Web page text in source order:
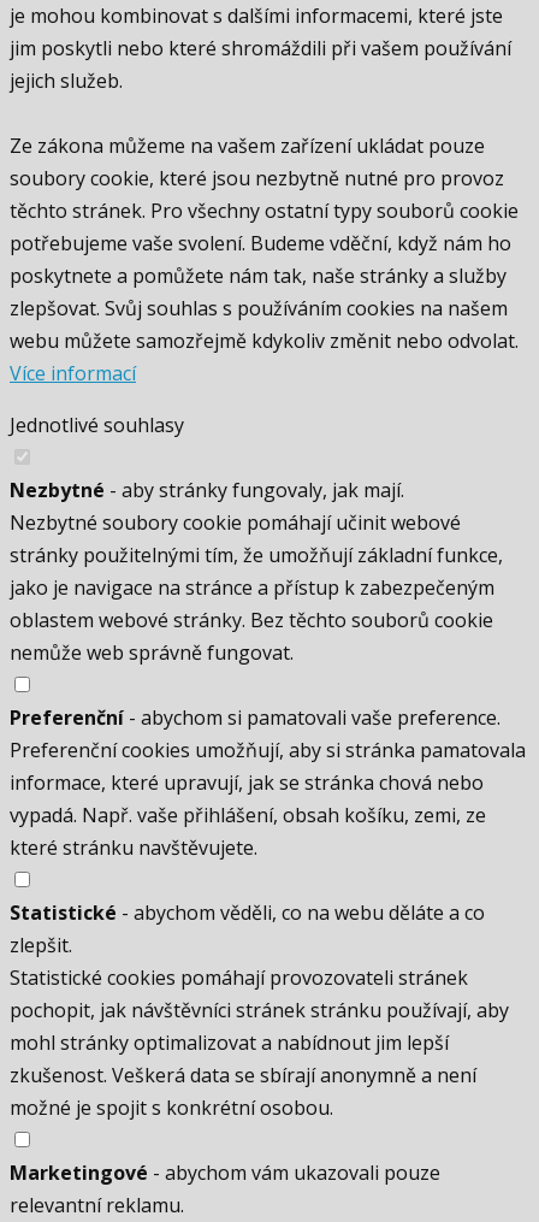
je mohou kombinovat s dalšími informacemi, které jste
jim poskytli nebo které shromáždili při vašem používání
jejich služeb.
Ze zákona můžeme na vašem zařízení ukládat pouze
soubory cookie, které jsou nezbytně nutné pro provoz
těchto stránek. Pro všechny ostatní typy souborů cookie
potřebujeme vaše svolení. Budeme vděční, když nám ho
poskytnete a pomůžete nám tak, naše stránky a služby
zlepšovat. Svůj souhlas s používáním cookies na našem
webu můžete samozřejmě kdykoliv změnit nebo odvolat.
Více informací
Jednotlivé souhlasy
Nezbytné - aby stránky fungovaly, jak mají.
Nezbytné soubory cookie pomáhají učinit webové
stránky použitelnými tím, že umožňují základní funkce,
jako je navigace na stránce a přístup k zabezpečeným
oblastem webové stránky. Bez těchto souborů cookie
nemůže web správně fungovat.
Preferenční - abychom si pamatovali vaše preference.
Preferenční cookies umožňují, aby si stránka pamatovala
informace, které upravují, jak se stránka chová nebo
vypadá. Např. vaše přihlášení, obsah košíku, zemi, ze
které stránku navštěvujete.
Statistické - abychom věděli, co na webu děláte a co
zlepšit.
Statistické cookies pomáhají provozovateli stránek
pochopit, jak návštěvníci stránek stránku používají, aby
mohl stránky optimalizovat a nabídnout jim lepší
zkušenost. Veškerá data se sbírají anonymně a není
možné je spojit s konkrétní osobou.
Marketingové - abychom vám ukazovali pouze
relevantní reklamu.